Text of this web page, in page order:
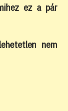
ez a pár
nem